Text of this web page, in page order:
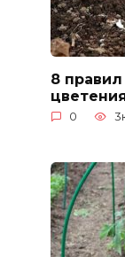
8
0